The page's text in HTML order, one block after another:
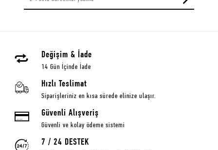
Değişim & İade
14 Gün İçinde İade
Hızlı Teslimat
Siparişleriniz en kısa sürede elinize ulaşır.
Güvenli Alışveriş
Güvenli ve kolay ödeme sistemi
7 / 24 DESTEK